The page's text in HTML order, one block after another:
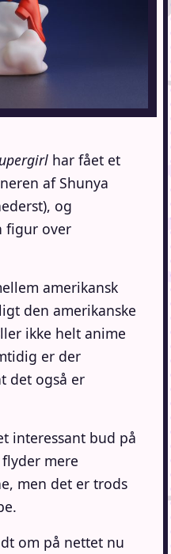
har fået et
af Shunya
og
figur over
amerikansk
den amerikanske
ikke helt anime
er der
det også er
interessant bud på
mere
men det er trods
om på nettet nu